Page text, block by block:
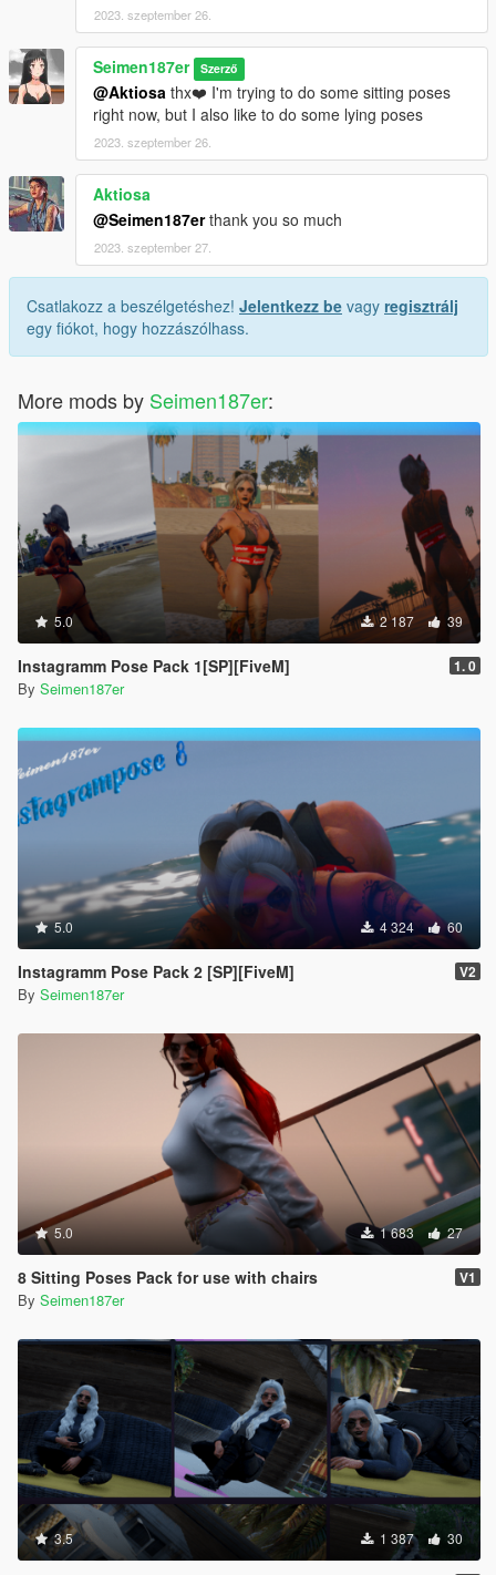
2023. szeptember 26.
Seimen187er Szerző
@Aktiosa thx❤️ I'm trying to do some sitting poses
right now, but I also like to do some lying poses
2023. szeptember 26.
Aktiosa
@Seimen187erthank you so much
2023. szeptember 27.
Csatlakozz a beszélgetéshez! Jelentkezz be vagy regisztrálj
egy fiókot, hogy hozzászólhass.
More mods by Seimen187er:
5.0 2 187 39
Instagramm Pose Pack 1[SP][FiveM] 1. 0
By Seimen187er
5.0 4 324 60
Instagramm Pose Pack 2 [SP][FiveM] V2
By Seimen187er
5.0 1 683 27
8 Sitting Poses Pack for use with chairs V1
By Seimen187er
3.5 1 387 30